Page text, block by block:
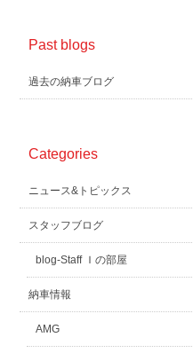
Past blogs
過去の納車ブログ
Categories
ニュース&トピックス
スタッフブログ
blog-Staff Ｉの部屋
納車情報
AMG